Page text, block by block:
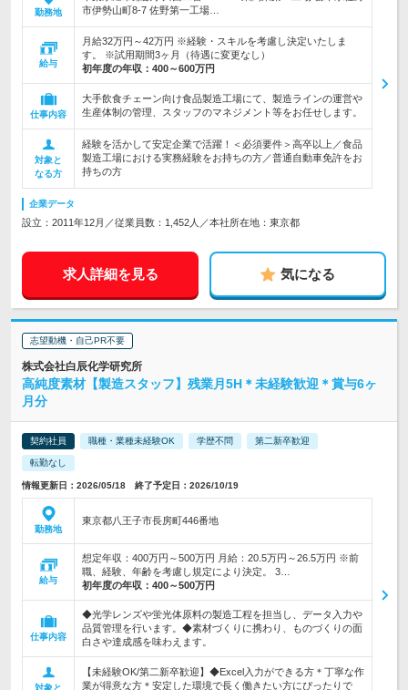
勤務地
市伊勢山町8-7 佐野第一工場…
給与
月給32万円～42万円 ※経験・スキルを考慮し決定いたしま
す。 ※試用期間3ヶ月（待遇に変更なし）
初年度の年収： 400～600万円
仕事内容
大手飲食チェーン向け食品製造工場にて、製造ラインの運営や
生産体制の管理、スタッフのマネジメント等をお任せします。
対象と
なる方
経験を活かして安定企業で活躍！＜必須要件＞高卒以上／食品
製造工場における実務経験をお持ちの方／普通自動車免許をお
持ちの方
企業データ
設立：2011年12月／従業員数：1,452人／本社所在地：東京都
求人詳細を見る 気になる
志望動機・自己PR不要
株式会社白辰化学研究所
高純度素材【製造スタッフ】残業月5H＊未経験歓迎＊賞与6ヶ
月分
契約社員 職種・業種未経験OK 学歴不問 第二新卒歓迎
転勤なし
情報更新日：2026/05/18 終了予定日：2026/10/19
勤務地
東京都八王子市長房町446番地
給与
想定年収：400万円～500万円 月給：20.5万円～26.5万円 ※前
職、経験、年齢を考慮し規定により決定。 3…
初年度の年収： 400～500万円
仕事内容
◆光学レンズや蛍光体原料の製造工程を担当し、データ入力や
品質管理を行います。◆素材づくりに携わり、ものづくりの面
白さや達成感を味わえます。
対象と
【未経験OK/第二新卒歓迎】◆Excel入力ができる方＊丁寧な作
業が得意な方＊安定した環境で長く働きたい方にぴったりで